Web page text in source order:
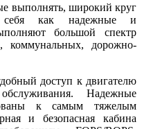
выполнять, широкий круг
себя как надежные и
большой спектр
коммунальных, дорожно-
доступ к двигателю
Надежные
к самым тяжелым
и безопасная кабина